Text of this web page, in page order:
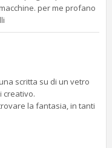
per me profano
scritta su di un vetro
creativo.
la fantasia, in tanti